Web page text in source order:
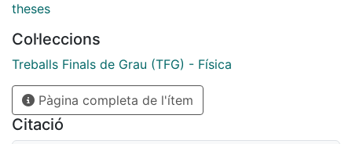
theses
Col·leccions
Treballs Finals de Grau (TFG) - Física
Pàgina completa de l'ítem
Citació